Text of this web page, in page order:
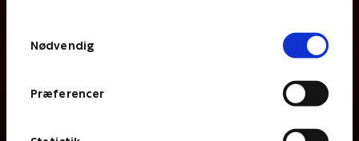
Nødvendig
Præferencer